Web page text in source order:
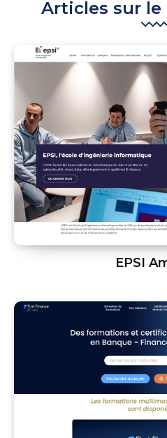
Articles sur
EPSI